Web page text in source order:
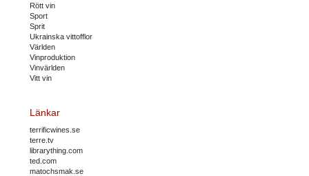
Rött vin
Sport
Sprit
Ukrainska vittofflor
Världen
Vinproduktion
Vinvärlden
Vitt vin
Länkar
terrificwines.se
terre.tv
librarything.com
ted.com
matochsmak.se